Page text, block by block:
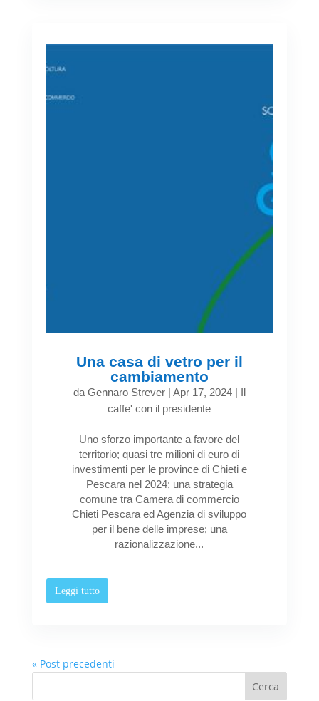
Una casa di vetro per il
cambiamento
da Gennaro Strever| Apr 17, 2024| Il
caffe' con il presidente
Uno sforzo importante a favore del
territorio; quasi tre milioni di euro di
investimenti per le province di Chieti e
Pescara nel 2024; una strategia
comune tra Camera di commercio
Chieti Pescara ed Agenzia di sviluppo
per il bene delle imprese; una
razionalizzazione...
Leggi tutto
« Post precedenti
Cerca